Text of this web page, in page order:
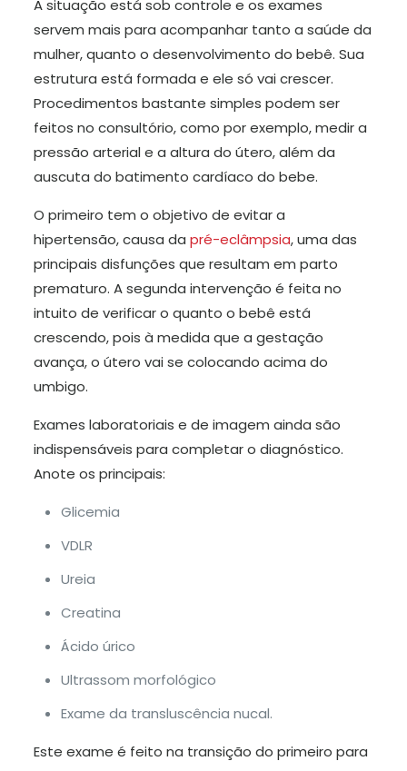
A situação está sob controle e os exames
servem mais para acompanhar tanto a saúde da
mulher, quanto o desenvolvimento do bebê. Sua
estrutura está formada e ele só vai crescer.
Procedimentos bastante simples podem ser
feitos no consultório, como por exemplo, medir a
pressão arterial e a altura do útero, além da
auscuta do batimento cardíaco do bebe.
O primeiro tem o objetivo de evitar a
hipertensão, causa da pré-eclâmpsia, uma das
principais disfunções que resultam em parto
prematuro. A segunda intervenção é feita no
intuito de verificar o quanto o bebê está
crescendo, pois à medida que a gestação
avança, o útero vai se colocando acima do
umbigo.
Exames laboratoriais e de imagem ainda são
indispensáveis para completar o diagnóstico.
Anote os principais:
Glicemia
VDLR
Ureia
Creatina
Ácido úrico
Ultrassom morfológico
Exame da transluscência nucal.
Este exame é feito na transição do primeiro para